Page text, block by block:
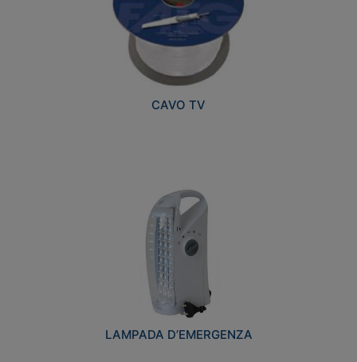
CAVO TV
LAMPADA D’EMERGENZA